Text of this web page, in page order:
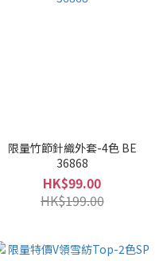
限量竹節針織外套-4色 BE
36868
HK$99.00
HK$199.00